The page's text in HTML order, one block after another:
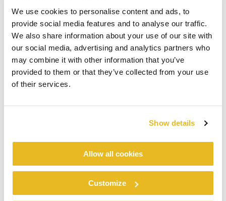
We use cookies to personalise content and ads, to
provide social media features and to analyse our traffic.
We also share information about your use of our site with
our social media, advertising and analytics partners who
may combine it with other information that you’ve
provided to them or that they’ve collected from your use
of their services.
Show details
Allow all cookies
Customize